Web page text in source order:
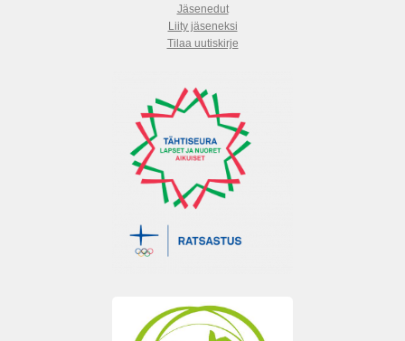
Jäsenedut
Liity jäseneksi
Tilaa uutiskirje